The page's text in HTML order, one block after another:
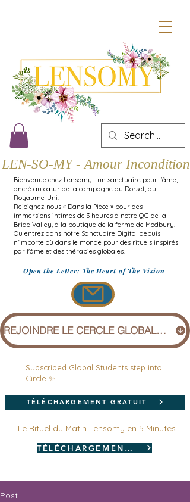
LEN-SO-MY - Amour
Bienvenue chez Lensomy—un sanctuaire pour l'âme,
ancré au cœur de la campagne du Dorset, au
Royaume-Uni.
Rejoignez-nous « Dans la Pièce » pour des
immersions intimes de 3 heures à notre QG de la
Bride Valley, à la boutique de la ferme de Modbury.
Ou entrez dans notre Sanctuaire Digital depuis
n'importe où dans le monde pour des rituels inspirés
par l'âme et des thérapies globales.
Open the Letter: The Heart of The Vision
REJOINDRE LE CERCLE GLOBAL (1 £)
Subscribed Global Students step into
Circle ✨
TÉLÉCHARGEMENT GRATUIT
Le Rituel du Matin Lensomy en 5 Minutes
TÉLÉCHARGEMENT GRATUIT
Post